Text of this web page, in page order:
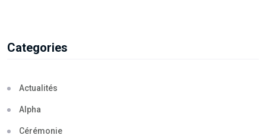
Categories
Actualités
Alpha
Cérémonie